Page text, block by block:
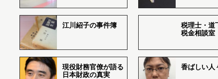
江川紹子の事件簿
税理士・道
税金相談室
現役財務官僚が語る
日本財政の真実
香ばしい